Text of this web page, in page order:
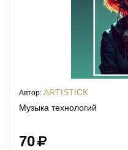
Автор: ARTISTICK
Музыка технологий
70